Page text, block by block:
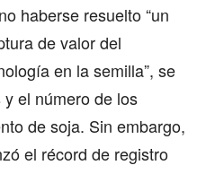
haberse resuelto “un
de valor del
en la semilla”, se
el número de los
de soja. Sin embargo,
el récord de registro